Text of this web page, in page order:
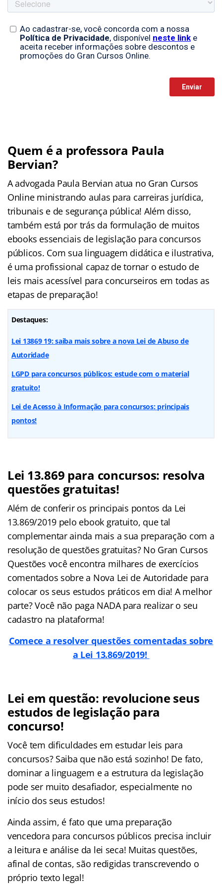
Quem é a professora Paula
Bervian?
A advogada Paula Bervian atua no Gran Cursos
Online ministrando aulas para carreiras jurídica,
tribunais e de segurança pública! Além disso,
também está por trás da formulação de muitos
ebooks essenciais de legislação para concursos
públicos. Com sua linguagem didática e ilustrativa,
é uma profissional capaz de tornar o estudo de
leis mais acessível para concurseiros em todas as
etapas de preparação!
Destaques:
Lei 13869 19: saiba mais sobre a nova Lei de Abuso de
Autoridade
LGPD para concursos públicos: estude com o material
gratuito!
Lei de Acesso à Informação para concursos: principais
pontos!
Lei 13.869 para concursos: resolva
questões gratuitas!
Além de conferir os principais pontos da Lei
13.869/2019 pelo ebook gratuito, que tal
complementar ainda mais a sua preparação com a
resolução de questões gratuitas? No Gran Cursos
Questões você encontra milhares de exercícios
comentados sobre a Nova Lei de Autoridade para
colocar os seus estudos práticos em dia! A melhor
parte? Você não paga NADA para realizar o seu
cadastro na plataforma!
Comece a resolver questões comentadas sobre
a Lei 13.869/2019!
Lei em questão: revolucione seus
estudos de legislação para
concurso!
Você tem dificuldades em estudar leis para
concursos? Saiba que não está sozinho! De fato,
dominar a linguagem e a estrutura da legislação
pode ser muito desafiador, especialmente no
início dos seus estudos!
Ainda assim, é fato que uma preparação
vencedora para concursos públicos precisa incluir
a leitura e análise da lei seca! Muitas questões,
afinal de contas, são redigidas transcrevendo o
próprio texto legal!